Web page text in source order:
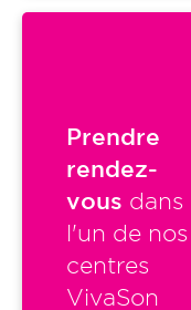
Prendre
rendez-
vous dans
l'un de nos
centres
VivaSon